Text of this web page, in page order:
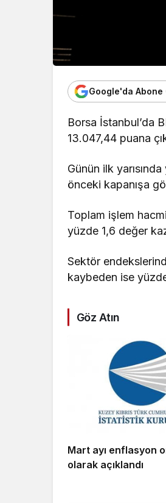
Google'da Abone
Borsa İstanbul’da
13.047,44 puana
Günün ilk
önceki kapanışa
Toplam işlem
yüzde 1,6 değer
Sektör
kaybeden ise
Göz Atın
Mart ayı enflasyon
olarak açıklandı